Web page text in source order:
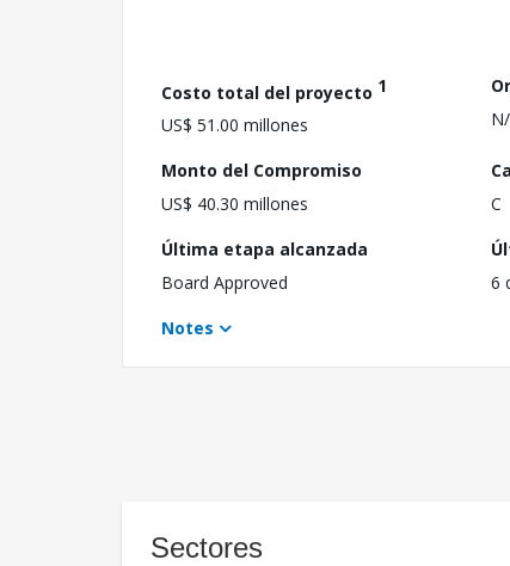
Costo total del proyecto 1
US$ 51.00 millones
Monto del Compromiso
US$ 40.30 millones
C
Última etapa alcanzada
Board Approved
6
Notes
Sectores